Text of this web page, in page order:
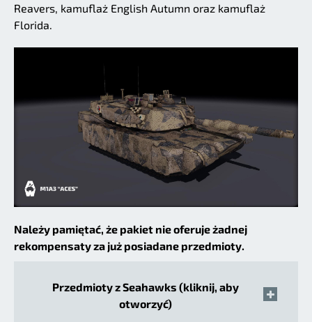
Reavers, kamuflaż English Autumn oraz kamuflaż
Florida.
Należy pamiętać, że pakiet nie oferuje żadnej
rekompensaty za już posiadane przedmioty.
Przedmioty z Seahawks (kliknij, aby
otworzyć)